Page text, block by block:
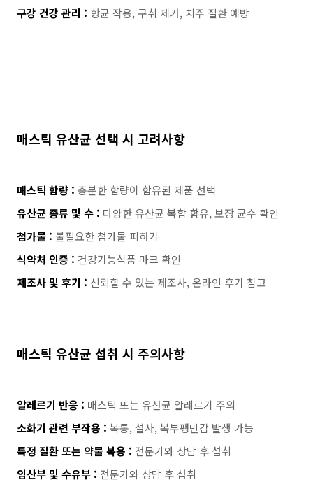
구강 건강 관리 : 항균 작용, 구취 제거, 치주 질환 예방
매스틱 유산균 선택 시 고려사항
매스틱 함량 : 충분한 함량이 함유된 제품 선택
유산균 종류 및 수 : 다양한 유산균 복합 함유, 보장 균수 확인
첨가물 : 불필요한 첨가물 피하기
식약처 인증 : 건강기능식품 마크 확인
제조사 및 후기 : 신뢰할 수 있는 제조사, 온라인 후기 참고
매스틱 유산균 섭취 시 주의사항
알레르기 반응 : 매스틱 또는 유산균 알레르기 주의
소화기 관련 부작용 : 복통, 설사, 복부팽만감 발생 가능
특정 질환 또는 약물 복용 : 전문가와 상담 후 섭취
임산부 및 수유부 : 전문가와 상담 후 섭취